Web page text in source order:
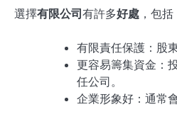
選擇有限公司有許多好處 ，包括
有限責任保護：股
更容易籌集資金：
任公司。
企業形象好：通常